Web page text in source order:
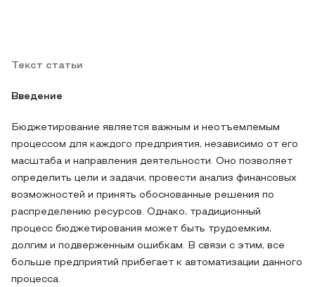
Текст статьи
Введение
Бюджетирование является важным и неотъемлемым
процессом для каждого предприятия, независимо от его
масштаба и направления деятельности. Оно позволяет
определить цели и задачи, провести анализ финансовых
возможностей и принять обоснованные решения по
распределению ресурсов. Однако, традиционный
процесс бюджетирования может быть трудоемким,
долгим и подверженным ошибкам. В связи с этим, все
больше предприятий прибегает к автоматизации данного
процесса.